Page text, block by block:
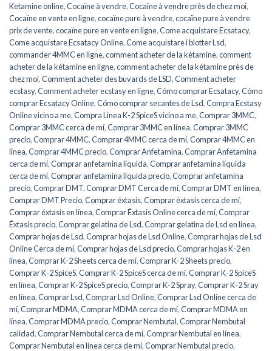
Ketamine online,Cocaïne à vendre,Cocaïne à vendre près de chez moi,
Cocaïne en vente en ligne,cocaïne pure à vendre,cocaïne pure à vendre
prix de vente,cocaïne pure en vente en ligne,Come acquistare Ecsatacy,
Come acquistare Ecsatacy Online,Come acquistare i blotter Lsd,
commander 4MMC en ligne,comment acheter de la kétamine,comment
acheter de la kétamine en ligne,comment acheter de la kétamine près de
chez moi,Comment acheter des buvards de LSD,Comment acheter
ecstasy,Comment acheter ecstasy en ligne,Cómo comprar Ecsatacy,Cómo
comprar Ecsatacy Online,Cómo comprar secantes de Lsd,Compra Ecstasy
Online vicino a me,Compra Linea K-2 SpiceS vicino a me,Comprar 3MMC,
Comprar 3MMC cerca de mí,Comprar 3MMC en línea,Comprar 3MMC
precio,Comprar 4MMC,Comprar 4MMC cerca de mí,Comprar 4MMC en
línea,Comprar 4MMC precio,Comprar Anfetamina,Comprar Anfetamina
cerca de mí,Comprar anfetamina líquida,Comprar anfetamina líquida
cerca de mí,Comprar anfetamina líquida precio,Comprar anfetamina
precio,Comprar DMT,Comprar DMT Cerca de mí,Comprar DMT en línea,
Comprar DMT Precio,Comprar éxtasis,Comprar éxtasis cerca de mí,
Comprar éxtasis en línea,Comprar Éxtasis Online cerca de mí,Comprar
Éxtasis precio,Comprar gelatina de Lsd,Comprar gelatina de Lsd en línea,
Comprar hojas de Lsd,Comprar hojas de Lsd Online,Comprar hojas de Lsd
Online Cerca de mí,Comprar hojas de Lsd precio,Comprar hojas K-2 en
línea,Comprar K-2 Sheets cerca de mí,Comprar K-2 Sheets precio,
Comprar K-2 SpiceS,Comprar K-2 SpiceS cerca de mí,Comprar K-2 SpiceS
en línea,Comprar K-2 SpiceS precio,Comprar K-2 Spray,Comprar K-2 Sray
en línea,Comprar Lsd,Comprar Lsd Online,Comprar Lsd Online cerca de
mí,Comprar MDMA,Comprar MDMA cerca de mí,Comprar MDMA en
línea,Comprar MDMA precio,Comprar Nembutal,Comprar Nembutal
calidad,Comprar Nembutal cerca de mí,Comprar Nembutal en línea,
Comprar Nembutal en línea cerca de mí,Comprar Nembutal precio,